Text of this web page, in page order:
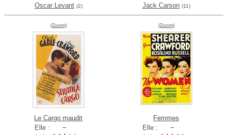
Oscar Levant (2) Jack Carson (11)
(Zoom)
Le Cargo maudit
Elle :
(Zoom)
Femmes
Elle :